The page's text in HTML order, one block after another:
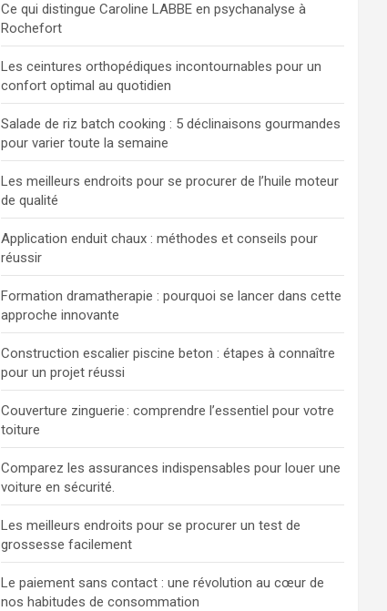
Ce qui distingue Caroline LABBE en psychanalyse à
Rochefort
Les ceintures orthopédiques incontournables pour un
confort optimal au quotidien
Salade de riz batch cooking : 5 déclinaisons gourmandes
pour varier toute la semaine
Les meilleurs endroits pour se procurer de l’huile moteur
de qualité
Application enduit chaux : méthodes et conseils pour
réussir
Formation dramatherapie : pourquoi se lancer dans cette
approche innovante
Construction escalier piscine beton : étapes à connaître
pour un projet réussi
Couverture zinguerie : comprendre l’essentiel pour votre
toiture
Comparez les assurances indispensables pour louer une
voiture en sécurité.
Les meilleurs endroits pour se procurer un test de
grossesse facilement
Le paiement sans contact : une révolution au cœur de
nos habitudes de consommation